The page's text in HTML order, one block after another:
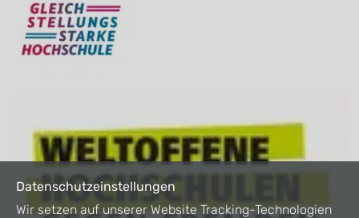
Datenschutzeinstellungen
Wir setzen auf unserer Website Tracking-Technologien